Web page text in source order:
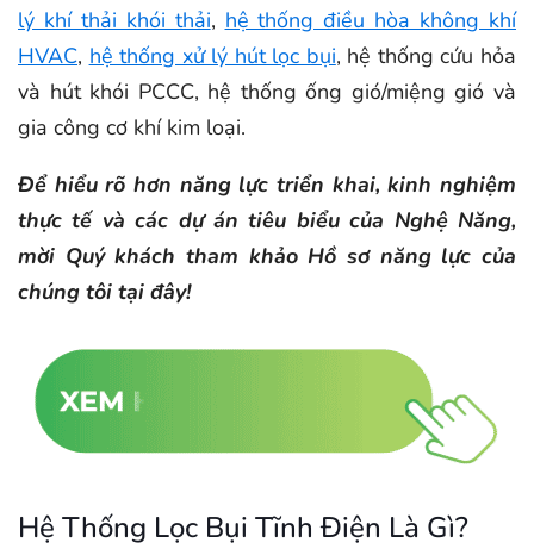
lý khí thải khói thải, hệ thống điều hòa không khí
HVAC, hệ thống xử lý hút lọc bụi, hệ thống cứu hỏa
và hút khói PCCC, hệ thống ống gió/miệng gió và
gia công cơ khí kim loại.
Để hiểu rõ hơn năng lực triển khai, kinh nghiệm
thực tế và các dự án tiêu biểu của Nghệ Năng,
mời Quý khách tham khảo Hồ sơ năng lực của
chúng tôi tại đây!
Hệ Thống Lọc Bụi Tĩnh Điện Là Gì?